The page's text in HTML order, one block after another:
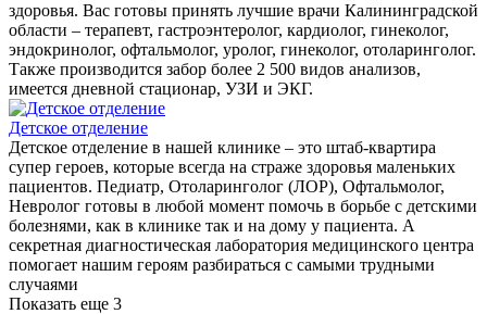
здоровья. Вас готовы принять лучшие врачи Калининградской
области – терапевт, гастроэнтеролог, кардиолог, гинеколог,
эндокринолог, офтальмолог, уролог, гинеколог, отоларинголог.
Также производится забор более 2 500 видов анализов,
имеется дневной стационар, УЗИ и ЭКГ.
Детское отделение
Детское отделение в нашей клинике – это штаб-квартира
супер героев, которые всегда на страже здоровья маленьких
пациентов. Педиатр, Отоларинголог (ЛОР), Офтальмолог,
Невролог готовы в любой момент помочь в борьбе с детскими
болезнями, как в клинике так и на дому у пациента. А
секретная диагностическая лаборатория медицинского центра
помогает нашим героям разбираться с самыми трудными
случаями
Показать еще 3